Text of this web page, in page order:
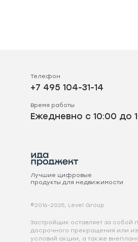
Телефон
+7 495 104-31-14
Время работы
Ежедневно с 10:00 до
Лучшие цифровые
продукты для недвижимости
©2016-2025, Level Group
Застройщик оставляет за собой
досрочного прекращения или
условий акции, а также